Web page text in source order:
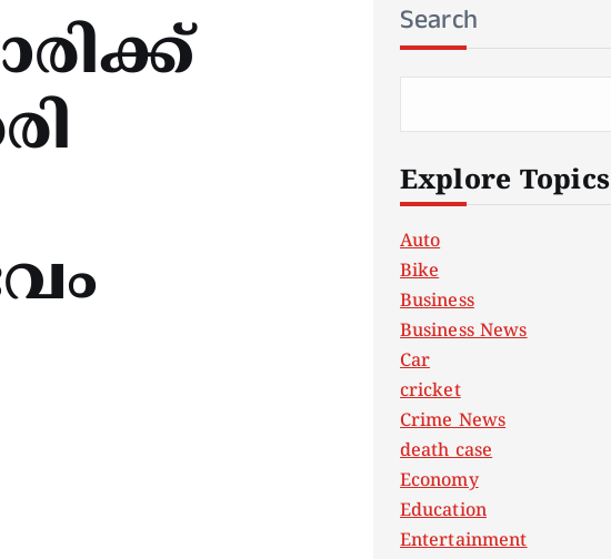
Search
Explore Topics
Auto
Bike
Business
Business News
Car
cricket
Crime News
death case
Economy
Education
Entertainment